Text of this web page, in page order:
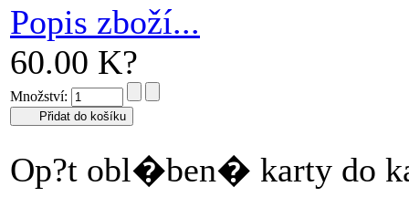
Popis zboží...
60.00 K?
Množství:
Op?t obl�ben� karty do